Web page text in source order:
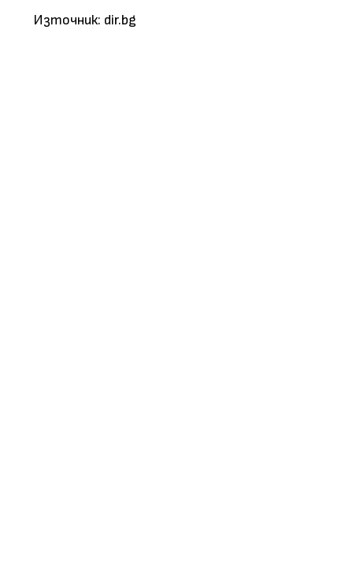
Източник: dir.bg